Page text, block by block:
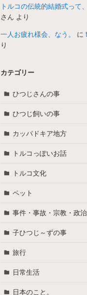
トルコの伝統的結婚式って
さん より
一人お疲れ様会、なう。
に
り
カテゴリー
ひつじさんの事
ひつじ飼いの事
カッパドキア地方
トルコっぽいお話
トルコ文化
ペット
事件・事故・宗教・政治
子ひつじ～ずの事
旅行
日常生活
日本のこと。